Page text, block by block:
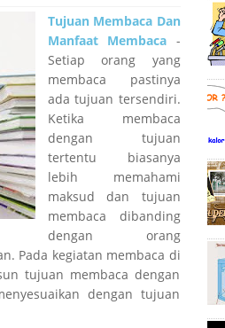
Tujuan Membaca Dan
Manfaat Membaca -
Setiap orang yang
membaca pastinya
ada tujuan tersendiri.
Ketika membaca
dengan tujuan
tertentu biasanya
lebih memahami
maksud dan tujuan
membaca dibanding
dengan orang
Pada kegiatan membaca di
tujuan membaca dengan
dengan tujuan